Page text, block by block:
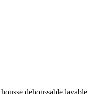
dehoussable